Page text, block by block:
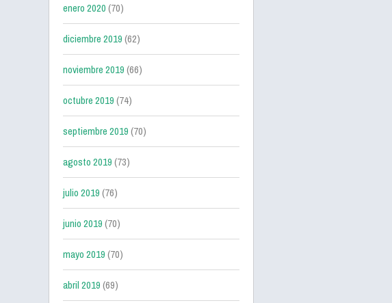
enero 2020(70)
diciembre 2019(62)
noviembre 2019(66)
octubre 2019(74)
septiembre 2019(70)
agosto 2019(73)
julio 2019(76)
junio 2019(70)
mayo 2019(70)
abril 2019(69)